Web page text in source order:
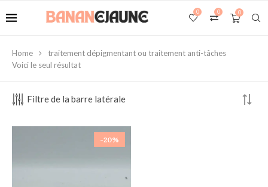
0
0
0
Home
traitement dépigmentant ou traitement anti-tâches
Voici le seul résultat
Filtre de la barre latérale
-20%